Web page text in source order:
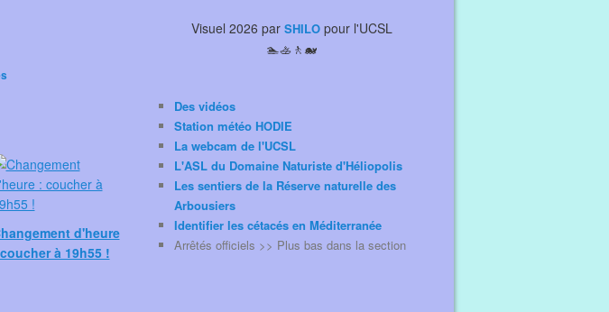
d'heure
à 19h55 !
Visuel 2026 par SHILOpour l'UCSL
🏊🚣🚶🐋
Des vidéos
Station météo HODIE
La webcam de l'UCSL
L'ASL du Domaine Naturiste d'Héliopolis
Les sentiers de la Réserve naturelle des
Arbousiers
Identifier les cétacés en Méditerranée
Arrêtés officiels >> Plus bas dans la section